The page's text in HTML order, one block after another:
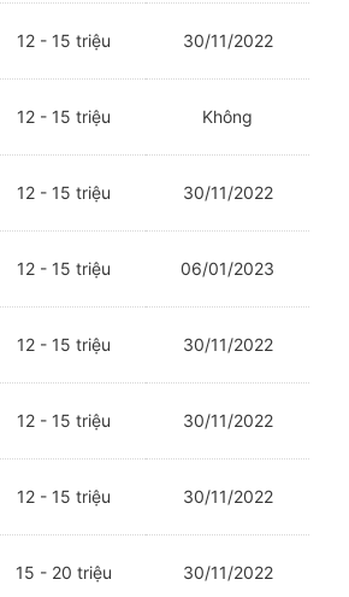
12 - 15 triệu 30/11/2022
12 - 15 triệu Không
12 - 15 triệu 30/11/2022
12 - 15 triệu 06/01/2023
12 - 15 triệu 30/11/2022
12 - 15 triệu 30/11/2022
12 - 15 triệu 30/11/2022
15 - 20 triệu 30/11/2022